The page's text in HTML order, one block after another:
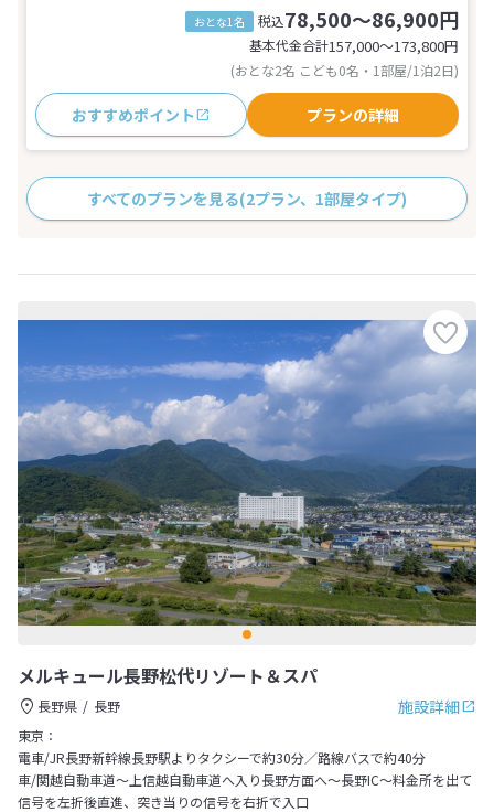
おとな1名 税込78,500～86,900円
基本代金合計157,000〜173,800円
(おとな2名 こども0名・1部屋/1泊2日)
おすすめポイント プランの詳細
すべてのプランを見る(2プラン、1部屋タイプ)
メルキュール長野松代リゾート＆スパ
施設詳細
長野県
長野
東京：
電車/JR長野新幹線長野駅よりタクシーで約30分／路線バスで約40分
車/関越自動車道～上信越自動車道へ入り長野方面へ～長野IC～料金所を出て
信号を左折後直進、突き当りの信号を右折で入口